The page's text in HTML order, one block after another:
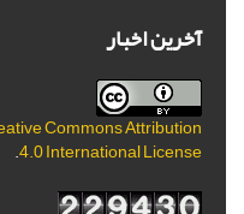
آخرین اخبار
Commons Attribution
4.0 International License
.